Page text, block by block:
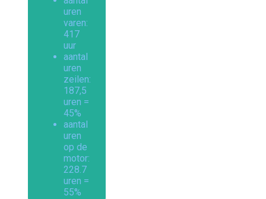
uren
varen:
417
uur
aantal
uren
zeilen:
187,5
uren =
45%
aantal
uren
op de
motor:
228.7
uren =
55%